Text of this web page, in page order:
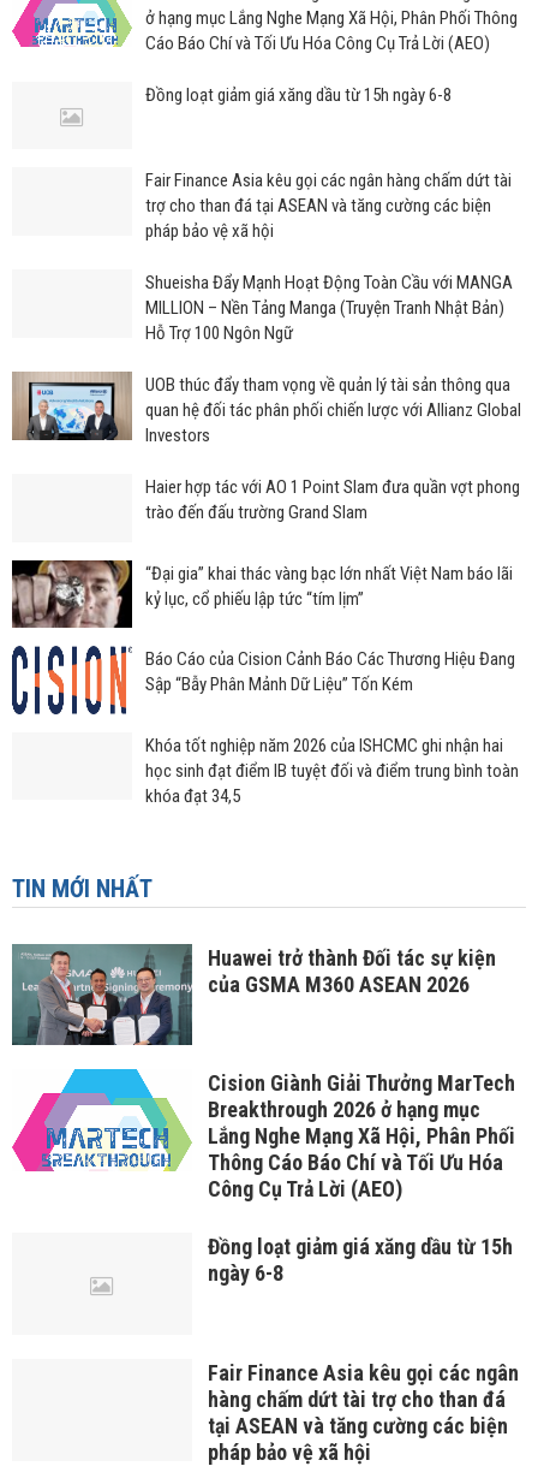
ở hạng mục Lắng Nghe Mạng Xã Hội, Phân Phối Thông
Cáo Báo Chí và Tối Ưu Hóa Công Cụ Trả Lời (AEO)
Đồng loạt giảm giá xăng dầu từ 15h ngày 6-8
Fair Finance Asia kêu gọi các ngân hàng chấm dứt tài
trợ cho than đá tại ASEAN và tăng cường các biện
pháp bảo vệ xã hội
Shueisha Đẩy Mạnh Hoạt Động Toàn Cầu với MANGA
MILLION – Nền Tảng Manga (Truyện Tranh Nhật Bản)
Hỗ Trợ 100 Ngôn Ngữ
UOB thúc đẩy tham vọng về quản lý tài sản thông qua
quan hệ đối tác phân phối chiến lược với Allianz Global
Investors
Haier hợp tác với AO 1 Point Slam đưa quần vợt phong
trào đến đấu trường Grand Slam
“Đại gia” khai thác vàng bạc lớn nhất Việt Nam báo lãi
kỷ lục, cổ phiếu lập tức “tím lịm”
Báo Cáo của Cision Cảnh Báo Các Thương Hiệu Đang
Sập “Bẫy Phân Mảnh Dữ Liệu” Tốn Kém
Khóa tốt nghiệp năm 2026 của ISHCMC ghi nhận hai
học sinh đạt điểm IB tuyệt đối và điểm trung bình toàn
khóa đạt 34,5
TIN MỚI NHẤT
Huawei trở thành Đối tác sự kiện
của GSMA M360 ASEAN 2026
Cision Giành Giải Thưởng MarTech
Breakthrough 2026 ở hạng mục
Lắng Nghe Mạng Xã Hội, Phân Phối
Thông Cáo Báo Chí và Tối Ưu Hóa
Công Cụ Trả Lời (AEO)
Đồng loạt giảm giá xăng dầu từ 15h
ngày 6-8
Fair Finance Asia kêu gọi các ngân
hàng chấm dứt tài trợ cho than đá
tại ASEAN và tăng cường các biện
pháp bảo vệ xã hội